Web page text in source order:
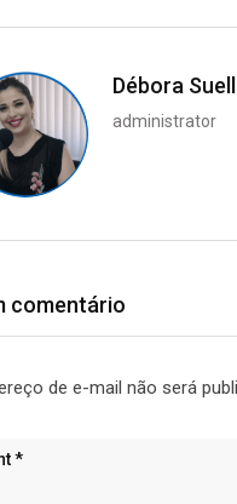
Débora
administrator
comentário
de e-mail não será